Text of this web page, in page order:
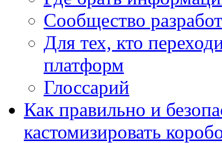
Сообщество
Для тех, кто
платформ
Глоссарий
Как правильно и
кастомизировать